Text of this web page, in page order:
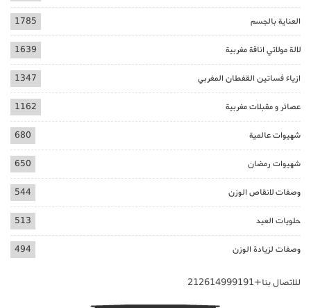
العناية بالجسم 1785
لالة مولاتي اناقة مغربية 1639
ازياء فساتين القفطان المغربي 1347
عصائر و مقبلات مغربية 1162
شهيوات عالمية 680
شهيوات رمضان 650
وصفات لانقاص الوزن 544
حلويات العيد 513
وصفات لزيادة الوزن 494
للاتصال بنا+212614999191